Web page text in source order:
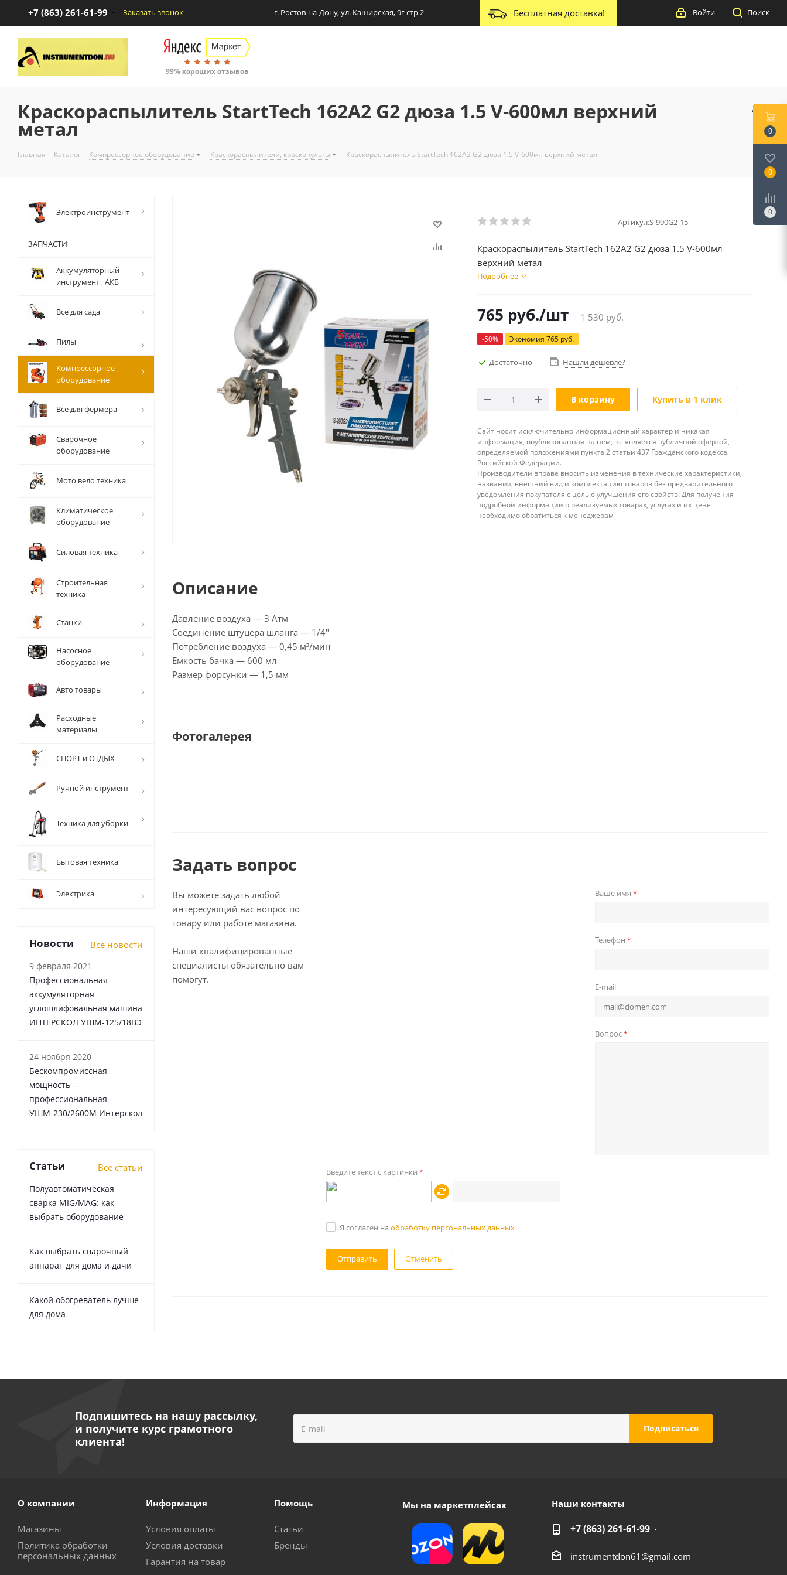
+7 (863) 261-61-99 Заказать звонок г. Ростов-на-Дону, ул. Каширская, 9г стр 2 Бесплатная доставка! Поиск
Войти
99% хороших отзывов
Краскораспылитель StartTech 162А2 G2 дюза 1.5 V-600мл верхний
метал
Главная - Каталог - Компрессорное оборудование - Краскораспылители, краскопульты - Краскораспылитель StartTech 162А2 G2 дюза 1.5 V-600мл верхний метал
Артикул:S-990G2-15
Краскораспылитель StartTech 162А2 G2 дюза 1.5 V-600мл
верхний метал
Подробнее
765 руб./шт 1 530руб.
-50% Экономия 765 руб.
Достаточно Нашли дешевле?
В корзину Купить в 1 клик
Сайт носит исключительно информационный характер и никакая
информация, опубликованная на нём, не является публичной офертой,
определяемой положениями пункта 2 статьи 437 Гражданского кодекса
Российской Федерации.
Производители вправе вносить изменения в технические характеристики,
названия, внешний вид и комплектацию товаров без предварительного
уведомления покупателя с целью улучшения его свойств. Для получения
подробной информации о реализуемых товарах, услугах и их цене
необходимо обратиться к менеджерам
Описание
Давление воздуха — 3 Атм
Соединение штуцера шланга — 1/4″
Потребление воздуха — 0,45 м³/мин
Емкость бачка — 600 мл
Размер форсунки — 1,5 мм
Фотогалерея
Задать вопрос
Вы можете задать любой
интересующий вас вопрос по
товару или работе магазина.
Наши квалифицированные
специалисты обязательно вам
помогут.
Ваше имя *
Телефон *
E-mail
Вопрос*
Введите текст с картинки *
Я согласен на обработку персональных данных
Отменить
Электроинструмент
ЗАПЧАСТИ
Аккумуляторный
инструмент , АКБ
Все для сада
Пилы
Компрессорное
оборудование
Все для фермера
Сварочное
оборудование
Мото вело техника
Климатическое
оборудование
Силовая техника
Строительная
техника
Станки
Насосное
оборудование
Авто товары
Расходные
материалы
СПОРТ и ОТДЫХ
Ручной инструмент
Техника для уборки
Бытовая техника
Электрика
Новости Все новости
9 февраля 2021
Профессиональная
аккумуляторная
углошлифовальная машина
ИНТЕРСКОЛ УШМ-125/18ВЭ
24 ноября 2020
Бескомпромиссная
мощность —
профессиональная
УШМ-230/2600М Интерскол
Статьи Все статьи
Полуавтоматическая
сварка MIG/MAG: как
выбрать оборудование
Как выбрать сварочный
аппарат для дома и дачи
Какой обогреватель лучше
для дома
Подпишитесь на нашу рассылку,
и получите курс грамотного
клиента!
О компании
Магазины
Политика обработки
персональных данных
Информация
Условия оплаты
Условия доставки
Гарантия на товар
Помощь
Статьи
Бренды
Мы на маркетплейсах Наши контакты
+7 (863) 261-61-99
instrumentdon61@gmail.com
0
0
0